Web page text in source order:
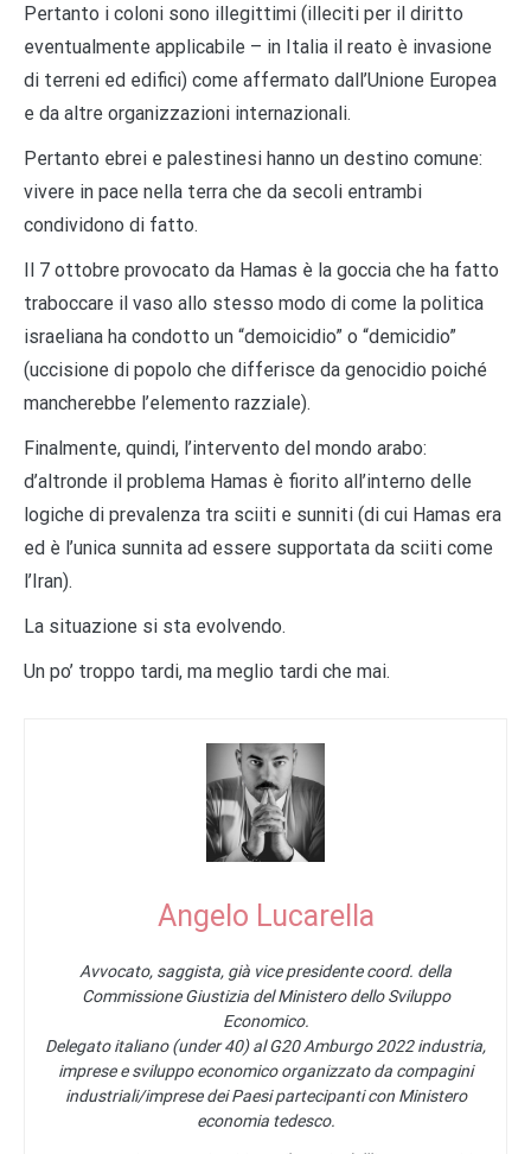
Pertanto i coloni sono illegittimi (illeciti per il diritto
eventualmente applicabile – in Italia il reato è invasione
di terreni ed edifici) come affermato dall’Unione Europea
e da altre organizzazioni internazionali.
Pertanto ebrei e palestinesi hanno un destino comune:
vivere in pace nella terra che da secoli entrambi
condividono di fatto.
Il 7 ottobre provocato da Hamas è la goccia che ha fatto
traboccare il vaso allo stesso modo di come la politica
israeliana ha condotto un “demoicidio” o “demicidio”
(uccisione di popolo che differisce da genocidio poiché
mancherebbe l’elemento razziale).
Finalmente, quindi, l’intervento del mondo arabo:
d’altronde il problema Hamas è fiorito all’interno delle
logiche di prevalenza tra sciiti e sunniti (di cui Hamas era
ed è l’unica sunnita ad essere supportata da sciiti come
l’Iran).
La situazione si sta evolvendo.
Un po’ troppo tardi, ma meglio tardi che mai.
Angelo Lucarella
Avvocato, saggista, già vice presidente coord. della
Commissione Giustizia del Ministero dello Sviluppo
Economico.
Delegato italiano (under 40) al G20 Amburgo 2022 industria,
imprese e sviluppo economico organizzato da compagini
industriali/imprese dei Paesi partecipanti con Ministero
economia tedesco.